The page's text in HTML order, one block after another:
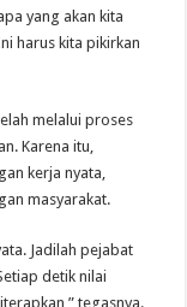
yang akan kita
harus kita pikirkan
melalui proses
Karena itu,
kerja nyata,
masyarakat.
Jadilah pejabat
detik nilai
tegasnya.